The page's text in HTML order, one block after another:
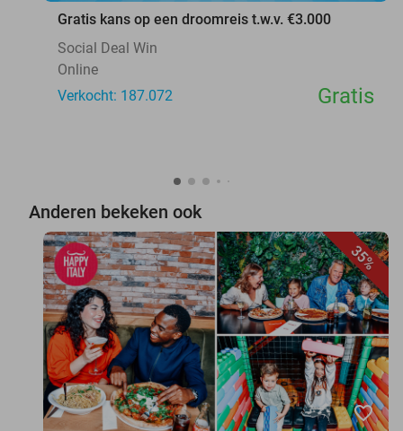
Gratis kans op een droomreis t.w.v. €3.000
Social Deal Win
Online
Verkocht: 187.072
Gratis
Anderen bekeken ook
35%
favorite_border